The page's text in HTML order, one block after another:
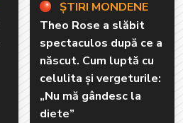
ȘTIRI MONDENE
Theo Rose a slăbit
spectaculos după ce a
născut. Cum luptă cu
celulita și vergeturile:
„Nu mă gândesc la
diete”